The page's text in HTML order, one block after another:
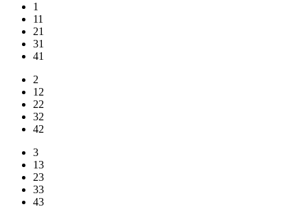
1
11
21
31
41
2
12
22
32
42
3
13
23
33
43